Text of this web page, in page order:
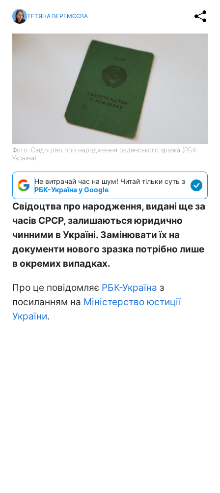
ТЕТЯНА ВЕРЕМЄЄВА
Фото: Свідоцтво про народження радянського зразка (РБК-
Україна)
Не витрачай час на шум! Читай тільки суть з
РБК-Україна у Google
Свідоцтва про народження, видані ще за
часів СРСР, залишаються юридично
чинними в Україні. Замінювати їх на
документи нового зразка потрібно лише
в окремих випадках.
Про це повідомляє РБК-Україна з
посиланням на Міністерство юстиції
України.